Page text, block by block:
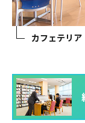
カフェテリア